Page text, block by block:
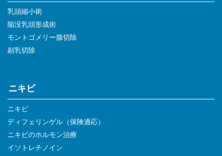
乳頭縮小術
陥没乳頭形成術
モントゴメリー腺切除
副乳切除
ニキビ
ニキビ
ディフェリンゲル（保険適応）
ニキビのホルモン治療
イソトレチノイン